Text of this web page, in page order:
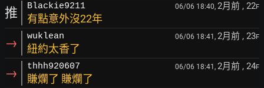
推 Blackie9211 06/06 18:40, 2月前 , 22F
有點意外沒22年
→ wuklean 06/06 18:41, 2月前 , 23F
紐約太香了
→ thhh920607 06/06 18:41, 2月前 , 24F
賺爛了 賺爛了